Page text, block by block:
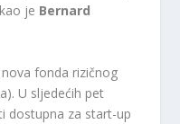
je Bernard
fonda rizičnog
U sljedećih pet
dostupna za start-up